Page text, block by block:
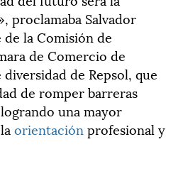
proclamaba Salvador
la Comisión de
de Comercio de
de Repsol, que
de romper barreras
una mayor
orientación profesional y